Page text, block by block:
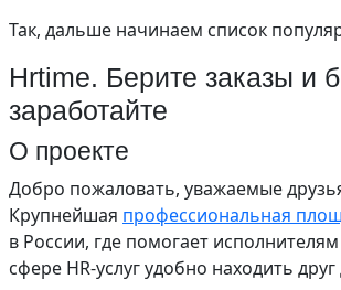
Так, дальше начинаем список
Hrtime. Берите заказы и
заработайте
О проекте
Добро пожаловать, уважаемые
Крупнейшая профессиональная
в России, где помогает
сфере HR-услуг удобно находить друг